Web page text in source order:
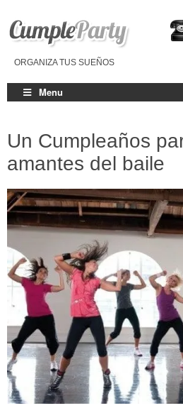
ORGANIZA TUS SUEÑOS
Menu
Un Cumpleaños
amantes del baile